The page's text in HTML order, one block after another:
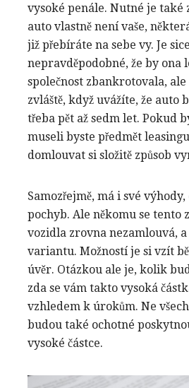
vysoké penále. Nutné je také
auto vlastně není vaše,
již přebíráte na sebe vy. Je sice
nepravděpodobné, že by ona
společnost zbankrotovala, ale
zvláště, když uvážíte, že auto
třeba pět až sedm let. Pokud
museli byste předmět
domlouvat si složitě způsob
Samozřejmě, má i své
pochyb. Ale někomu se tento
vozidla zrovna nezamlouvá,
variantu. Možností je si vzít
úvěr. Otázkou ale je, kolik
zda se vám takto vysoká
vzhledem k úrokům. Ne
budou také ochotné
vysoké částce.